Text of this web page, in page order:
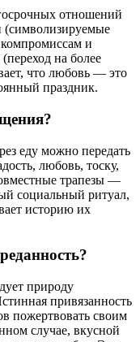
отношений
(символизируемые
и
на более
что любовь — это
праздник.
еду можно передать
любовь, тоску,
трапезы —
социальный ритуал,
историю их
природу
привязанность
пожертвовать своим
случае, вкусной